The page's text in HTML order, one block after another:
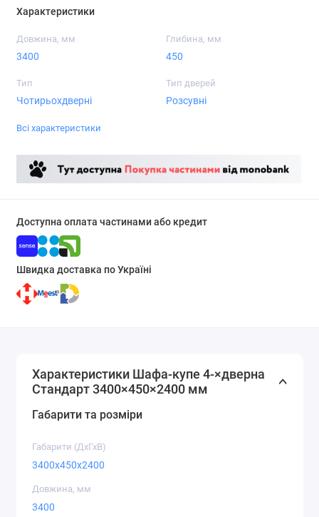
Характеристики
Довжина, мм
3400
Глибина, мм
450
Тип
Чотирьохдверні
Тип дверей
Розсувні
Всі характеристики
Доступна оплата частинами або кредит
Швидка доставка по Україні
Характеристики Шафа-купе 4-×дверна
Стандарт 3400×450×2400 мм
Габарити та розміри
Габарити (ДхГхВ)
3400x450x2400
Довжина, мм
3400